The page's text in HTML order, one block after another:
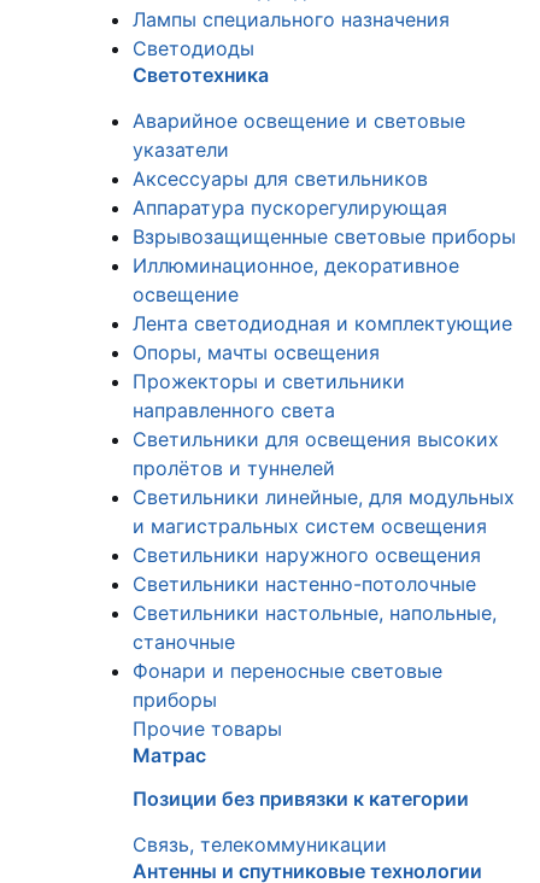
Лампы специального назначения
Светодиоды
Светотехника
Аварийное освещение и световые
указатели
Аксессуары для светильников
Аппаратура пускорегулирующая
Взрывозащищенные световые приборы
Иллюминационное, декоративное
освещение
Лента светодиодная и комплектующие
Опоры, мачты освещения
Прожекторы и светильники
направленного света
Светильники для освещения высоких
пролётов и туннелей
Светильники линейные, для модульных
и магистральных систем освещения
Светильники наружного освещения
Светильники настенно-потолочные
Светильники настольные, напольные,
станочные
Фонари и переносные световые
приборы
Прочие товары
Матрас
Позиции без привязки к категории
Связь, телекоммуникации
Антенны и спутниковые технологии